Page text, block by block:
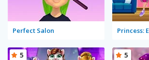
Perfect Salon Princess:
5 5